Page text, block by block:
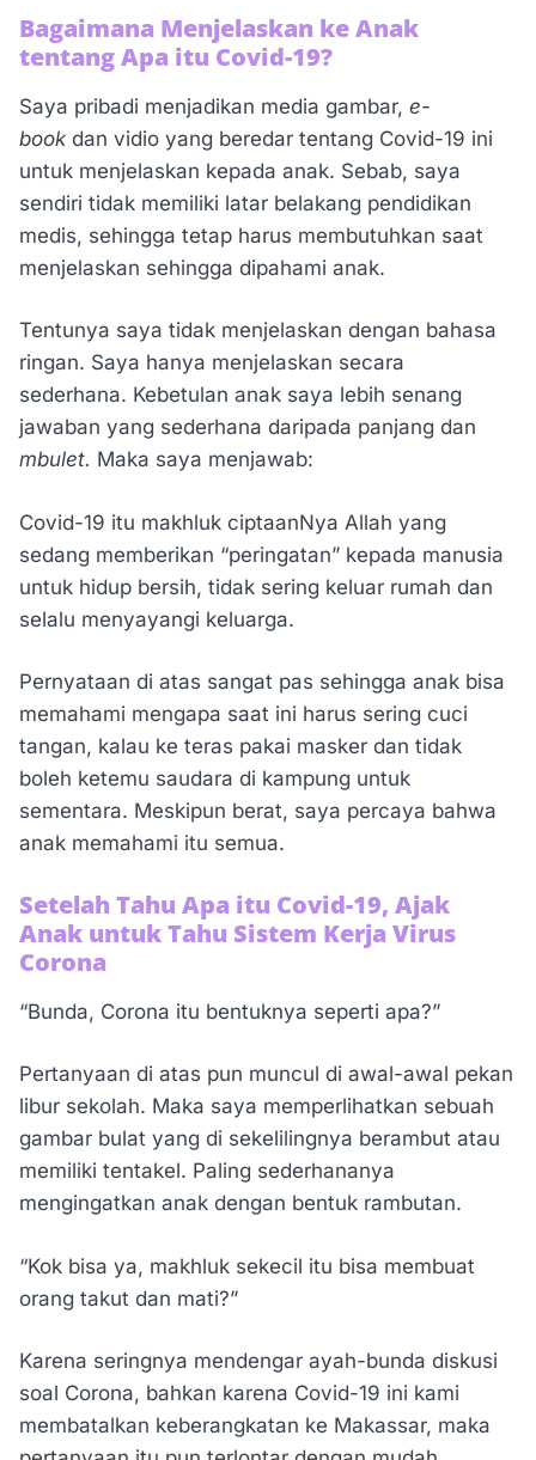
Bagaimana Menjelaskan ke Anak
tentang Apa itu Covid-19?
Saya pribadi menjadikan media gambar, e-
book dan vidio yang beredar tentang Covid-19 ini
untuk menjelaskan kepada anak. Sebab, saya
sendiri tidak memiliki latar belakang pendidikan
medis, sehingga tetap harus membutuhkan saat
menjelaskan sehingga dipahami anak.
Tentunya saya tidak menjelaskan dengan bahasa
ringan. Saya hanya menjelaskan secara
sederhana. Kebetulan anak saya lebih senang
jawaban yang sederhana daripada panjang dan
mbulet. Maka saya menjawab:
Covid-19 itu makhluk ciptaanNya Allah yang
sedang memberikan “peringatan” kepada manusia
untuk hidup bersih, tidak sering keluar rumah dan
selalu menyayangi keluarga.
Pernyataan di atas sangat pas sehingga anak bisa
memahami mengapa saat ini harus sering cuci
tangan, kalau ke teras pakai masker dan tidak
boleh ketemu saudara di kampung untuk
sementara. Meskipun berat, saya percaya bahwa
anak memahami itu semua.
Setelah Tahu Apa itu Covid-19, Ajak
Anak untuk Tahu Sistem Kerja Virus
Corona
“Bunda, Corona itu bentuknya seperti apa?”
Pertanyaan di atas pun muncul di awal-awal pekan
libur sekolah. Maka saya memperlihatkan sebuah
gambar bulat yang di sekelilingnya berambut atau
memiliki tentakel. Paling sederhananya
mengingatkan anak dengan bentuk rambutan.
“Kok bisa ya, makhluk sekecil itu bisa membuat
orang takut dan mati?”
Karena seringnya mendengar ayah-bunda diskusi
soal Corona, bahkan karena Covid-19 ini kami
membatalkan keberangkatan ke Makassar, maka